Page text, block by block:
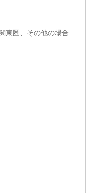
東圏、その他の場合